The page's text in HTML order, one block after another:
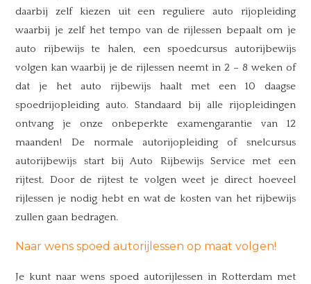
daarbij zelf kiezen uit een reguliere auto rijopleiding
waarbij je zelf het tempo van de rijlessen bepaalt om je
auto rijbewijs te halen, een spoedcursus autorijbewijs
volgen kan waarbij je de rijlessen neemt in 2 – 8 weken of
dat je het auto rijbewijs haalt met een 10 daagse
spoedrijopleiding auto. Standaard bij alle rijopleidingen
ontvang je onze onbeperkte examengarantie van 12
maanden! De normale autorijopleiding of snelcursus
autorijbewijs start bij Auto Rijbewijs Service met een
rijtest. Door de rijtest te volgen weet je direct hoeveel
rijlessen je nodig hebt en wat de kosten van het rijbewijs
zullen gaan bedragen.
Naar wens spoed autorijlessen op maat volgen!
Je kunt naar wens spoed autorijlessen in Rotterdam met